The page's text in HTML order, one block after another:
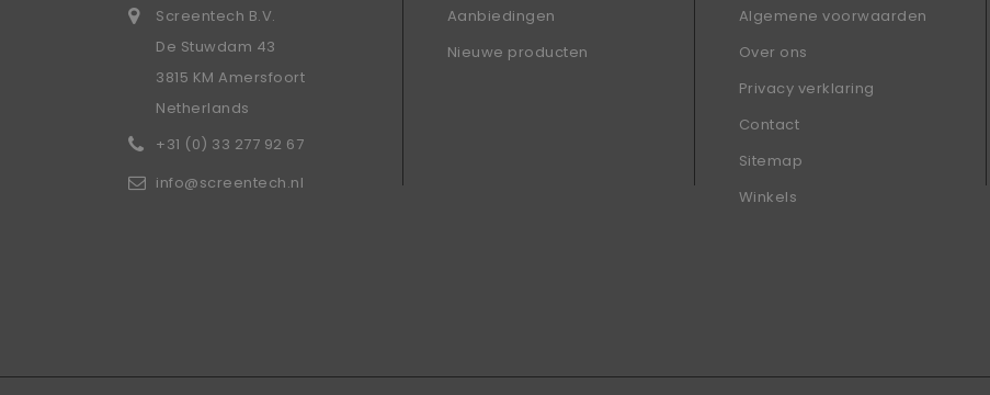
Screentech B.V.
De Stuwdam 43
3815 KM Amersfoort
Netherlands
+31 (0) 33 277 92 67
info@screentech.nl
Aanbiedingen
Nieuwe producten
Algemene voorwaarden
Over ons
Privacy verklaring
Contact
Sitemap
Winkels